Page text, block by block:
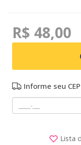
R$ 48,00
Informe seu CEP
Lista